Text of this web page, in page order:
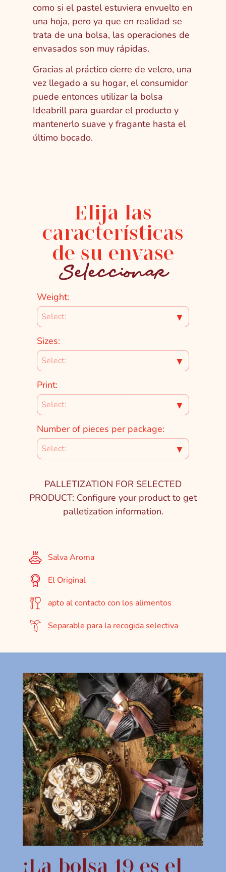
como si el pastel estuviera envuelto en
una hoja, pero ya que en realidad se
trata de una bolsa, las operaciones de
envasados son muy rápidas.
Gracias al práctico cierre de velcro, una
vez llegado a su hogar, el consumidor
puede entonces utilizar la bolsa
Ideabrill para guardar el producto y
mantenerlo suave y fragante hasta el
último bocado.
Elija las
características
de su envase
Seleccionar
Weight:
▼
Sizes:
▼
Print:
▼
Number of pieces per package:
▼
PALLETIZATION FOR SELECTED
PRODUCT: Configure your product to get
palletization information.
Salva Aroma
El Original
apto al contacto con los alimentos
Separable para la recogida selectiva
¡La bolsa 19 es el